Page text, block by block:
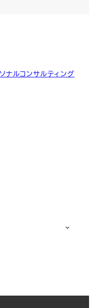
ナルコンサルティング